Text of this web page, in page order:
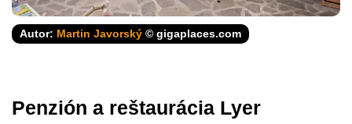
Autor: Martin Javorský © gigaplaces.com
Penzión a reštaurácia Lyer